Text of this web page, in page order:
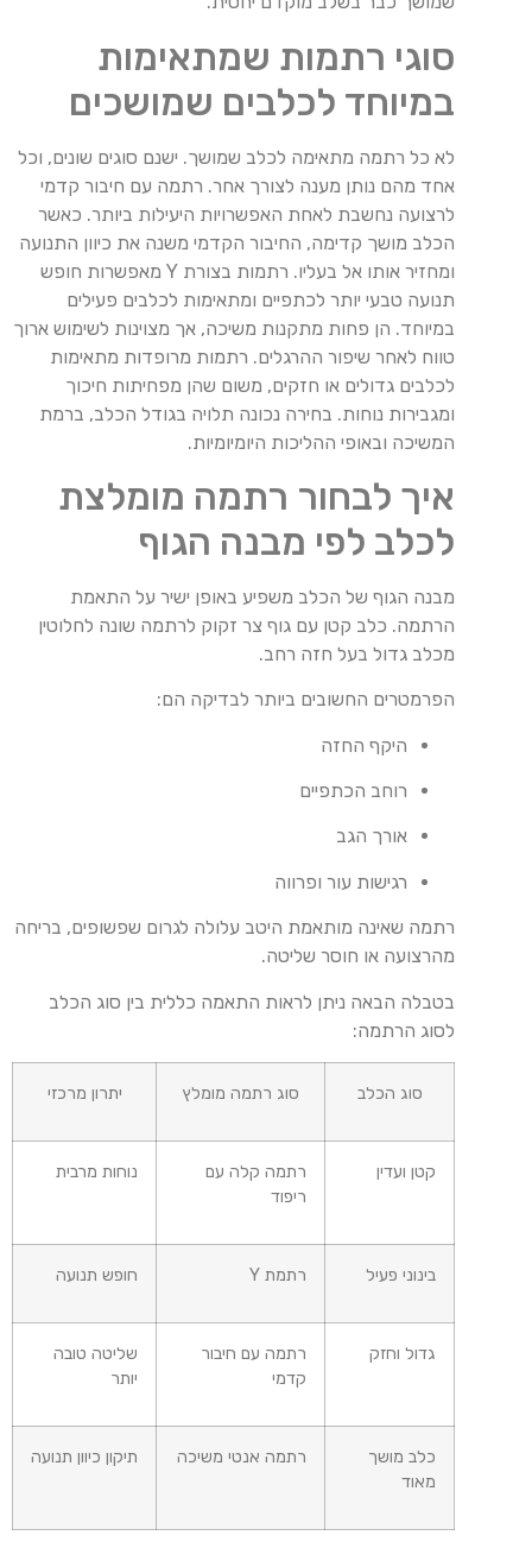
סוגי רתמות שמתאימות
במיוחד לכלבים שמושכים
לא כל רתמה מתאימה לכלב שמושך. ישנם סוגים שונים, וכל
אחד מהם נותן מענה לצורך אחר. רתמה עם חיבור קדמי
לרצועה נחשבת לאחת האפשרויות היעילות ביותר. כאשר
הכלב מושך קדימה, החיבור הקדמי משנה את כיוון התנועה
ומחזיר אותו אל בעליו.
רתמות בצורת Y מאפשרות חופש
תנועה טבעי יותר לכתפיים ומתאימות לכלבים פעילים
במיוחד. הן פחות מתקנות משיכה, אך מצוינות לשימוש ארוך
טווח לאחר שיפור ההרגלים. רתמות מרופדות מתאימות
לכלבים גדולים או חזקים, משום שהן מפחיתות חיכוך
ומגבירות נוחות. בחירה נכונה תלויה בגודל הכלב, ברמת
המשיכה ובאופי ההליכות היומיומיות.
איך לבחור רתמה מומלצת
לכלב לפי מבנה הגוף
מבנה הגוף של הכלב משפיע באופן ישיר על התאמת
הרתמה. כלב קטן עם גוף צר זקוק לרתמה שונה לחלוטין
מכלב גדול בעל חזה רחב.
הפרמטרים החשובים ביותר לבדיקה הם:
היקף החזה
רוחב הכתפיים
אורך הגב
רגישות עור ופרווה
רתמה שאינה מותאמת היטב עלולה לגרום שפשופים, בריחה
מהרצועה או חוסר שליטה.
בטבלה הבאה ניתן לראות התאמה כללית בין סוג הכלב
לסוג הרתמה:
סוג הכלב סוג רתמה מומלץ יתרון מרכזי
קטן ועדין
רתמה קלה עם
ריפוד
נוחות מרבית
בינוני פעיל רתמת Y חופש תנועה
גדול וחזק
רתמה עם חיבור
קדמי
שליטה טובה
יותר
כלב מושך
מאוד
רתמה אנטי משיכה תיקון כיוון תנועה